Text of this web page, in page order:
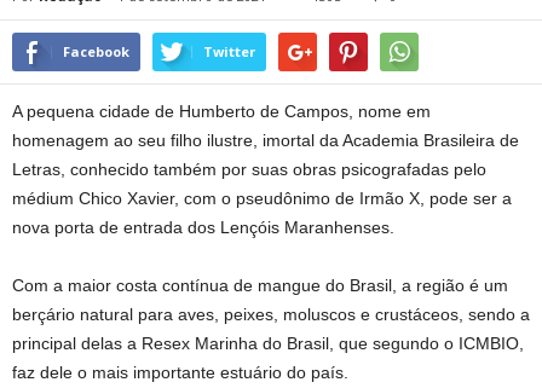
Facebook Twitter
A pequena cidade de Humberto de Campos, nome em
homenagem ao seu filho ilustre, imortal da Academia Brasileira de
Letras, conhecido também por suas obras psicografadas pelo
médium Chico Xavier, com o pseudônimo de Irmão X, pode ser a
nova porta de entrada dos Lençóis Maranhenses.
Com a maior costa contínua de mangue do Brasil, a região é um
berçário natural para aves, peixes, moluscos e crustáceos, sendo a
principal delas a Resex Marinha do Brasil, que segundo o ICMBIO,
faz dele o mais importante estuário do país.